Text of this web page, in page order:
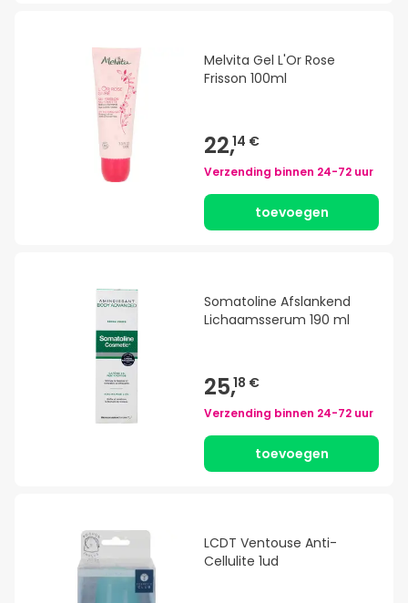
Melvita Gel L'Or Rose
Frisson 100ml
22,14 €
Verzending binnen 24-72 uur
toevoegen
Somatoline Afslankend
Lichaamsserum 190 ml
25,18 €
Verzending binnen 24-72 uur
toevoegen
LCDT Ventouse Anti-
Cellulite 1ud